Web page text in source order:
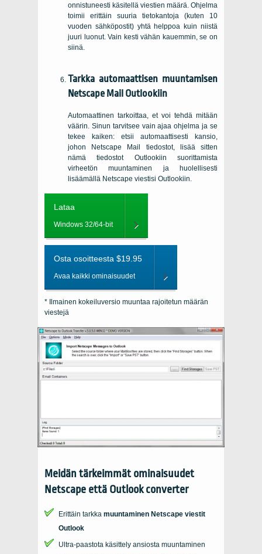
onnistuneesti käsitellä viestien määrä. Ohjelma
toimii erittäin suuria tietokantoja (kuten 10
vuoden sähköpostit) yhtä helppoa kuin niistä
juuri luonut. Vain kesti vähän kauemmin, se on
siinä.
Tarkka automaattisen muuntamisen
Netscape Mail Outlookiin
Automaattinen tarkoittaa, et voi tehdä mitään
väärin. Sinun tarvitsee vain ajaa ohjelma ja se
tekee kaiken: etsii automaattisesti kansio,
johon Netscape Mail tiedostot, lisää sitten
nämä tiedostot Outlookiin suorittamista
virheetön muuntaminen ja huolellisesti
lisäämällä Netscape viestisi Outlookiin.
Lataa
Windows 32/64-bit
Osta osoitteesta $19.95
Avaa kaikki ominaisuudet
* Ilmainen kokeiluversio muuntaa rajoitetun määrän
viestejä
Meidän tärkeimmät ominaisuudet
Netscape että Outlook converter
Erittäin tarkka muuntaminen Netscape viestit
Outlook
Ultra-paastota käsittely ansiosta muuntaminen